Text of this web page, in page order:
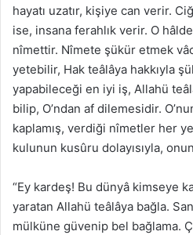
hayatı uzatır, kişiye can verir.
ise, insana ferahlık verir. O
nîmettir. Nîmete şükür etmek
yetebilir, Hak teâlâya hakkıyla
yapabileceği en iyi iş, Allahü
bilip, O’ndan af dilemesidir.
kaplamış, verdiği nîmetler her
kulunun kusûru dolayısıyla, onun
“Ey kardeş! Bu dünyâ kimseye
yaratan Allahü teâlâya bağla.
mülküne güvenip bel bağlama.